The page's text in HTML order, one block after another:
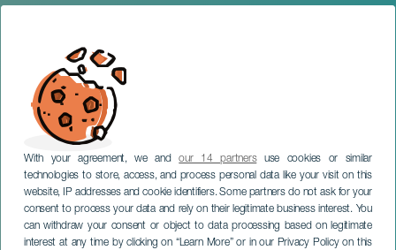
With your agreement, we andour 14 partnersuse cookies or similar
technologies to store, access, and process personal data like your visit on this
website, IP addresses and cookie identifiers. Some partners do not ask for your
consent to process your data and rely on their legitimate business interest. You
can withdraw your consent or object to data processing based on legitimate
interest at any time by clicking on “Learn More” or in our Privacy Policy on this
TENERIFE